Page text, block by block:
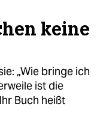
keine
„Wie bringe ich
ist die
Buch heißt